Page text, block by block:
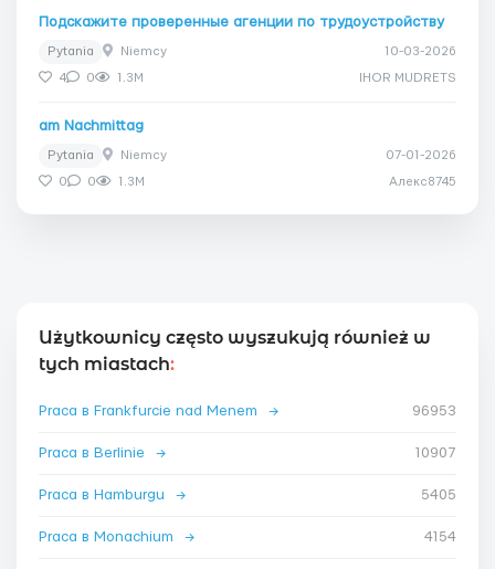
Подскажите проверенные агенции по трудоустройству
Pytania Niemcy 10-03-2026
4 0 1.3M IHOR MUDRETS
am Nachmittag
Pytania Niemcy 07-01-2026
0 0 1.3M Алекс8745
Użytkownicy często wyszukują również w
tych miastach:
Praca в Frankfurcie nad Menem → 96953
Praca в Berlinie → 10907
Praca в Hamburgu → 5405
Praca в Monachium → 4154